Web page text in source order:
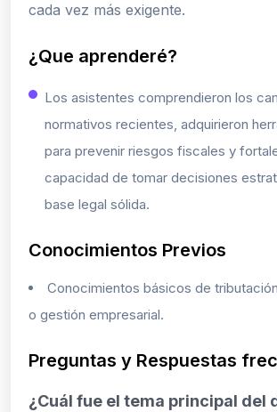
cada vez más exigente.
¿Que aprenderé?
Los asistentes comprendieron los
normativos recientes, adquirieron
para prevenir riesgos fiscales y
capacidad de tomar decisiones
base legal sólida.
Conocimientos Previos
Conocimientos básicos de
o gestión empresarial.
Preguntas y Respuestas
¿Cuál fue el tema principal del